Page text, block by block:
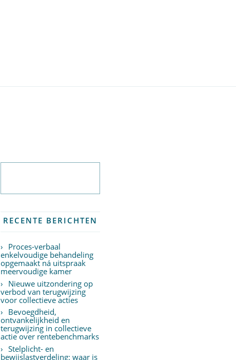
RECENTE BERICHTEN
Proces-verbaal
enkelvoudige behandeling
opgemaakt ná uitspraak
meervoudige kamer
Nieuwe uitzondering op
verbod van terugwijzing
voor collectieve acties
Bevoegdheid,
ontvankelijkheid en
terugwijzing in collectieve
actie over rentebenchmarks
Stelplicht- en
bewijslastverdeling: waar is